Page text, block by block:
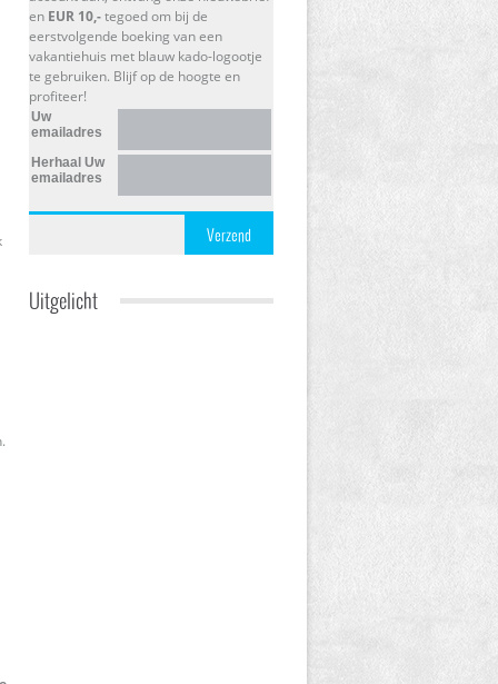
en EUR 10,-tegoed om bij de
eerstvolgende boeking van een
vakantiehuis met blauw kado-logootje
te gebruiken. Blijf op de hoogte en
profiteer!
Uw
emailadres
Herhaal Uw
emailadres
Verzend
Uitgelicht